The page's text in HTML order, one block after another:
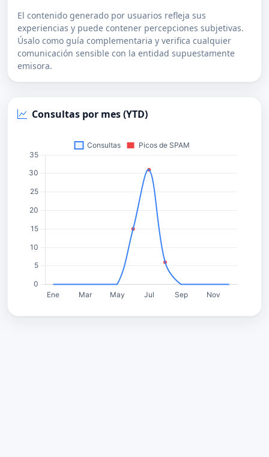
El contenido generado por usuarios refleja sus
experiencias y puede contener percepciones subjetivas.
Úsalo como guía complementaria y verifica cualquier
comunicación sensible con la entidad supuestamente
emisora.
Consultas por mes (YTD)